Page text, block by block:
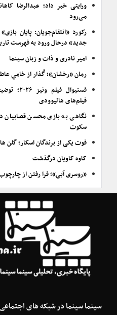
ورایتی خبر داد؛ عبدالرضا
می‌رود
رکورد «انتقام‌جویان: پایان
جدید» درحال ورود به فهرست
امیر نادری و ذات و زبان سینما
رمان «رخشان»؛ گُذار از خامیِ
فستیوال
فیلم‌های هالیوودی
نگاهی به بازی محسن قصابیان
سکوت
فوت یکی از برندگان اسکار؛ گلن
کاوه کاویان درگذشت
«روسری آبی»؛ فرا رفتن از
سینما سینما در شبکه های